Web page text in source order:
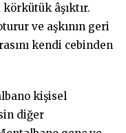
âşıktır.
ve aşkının geri
kendi cebinden
kişisel
diğer